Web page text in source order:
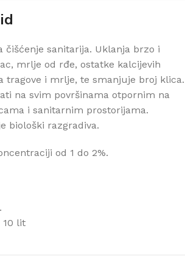
čišćenje sanitarija. Uklanja brzo i
mrlje od rđe, ostatke kalcijevih
tragove i mrlje, te smanjuje broj klica.
na svim površinama otpornim na
i sanitarnim prostorijama.
biološki razgradiva.
od 1 do 2%.
10 lit